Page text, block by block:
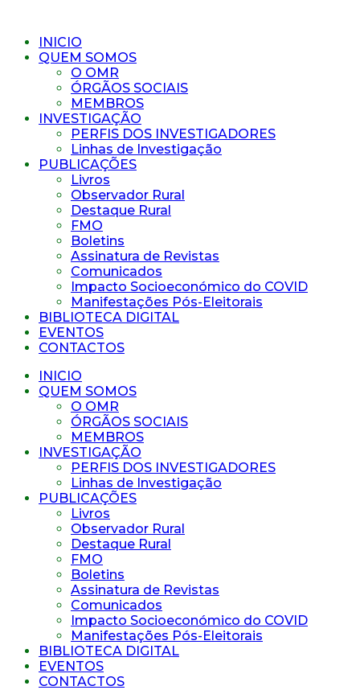
INICIO
QUEM SOMOS
O OMR
ÓRGÃOS SOCIAIS
MEMBROS
INVESTIGAÇÃO
PERFIS DOS INVESTIGADORES
Linhas de Investigação
PUBLICAÇÕES
Livros
Observador Rural
Destaque Rural
FMO
Boletins
Assinatura de Revistas
Comunicados
Impacto Socioeconómico do COVID
Manifestações Pós-Eleitorais
BIBLIOTECA DIGITAL
EVENTOS
CONTACTOS
INICIO
QUEM SOMOS
O OMR
ÓRGÃOS SOCIAIS
MEMBROS
INVESTIGAÇÃO
PERFIS DOS INVESTIGADORES
Linhas de Investigação
PUBLICAÇÕES
Livros
Observador Rural
Destaque Rural
FMO
Boletins
Assinatura de Revistas
Comunicados
Impacto Socioeconómico do COVID
Manifestações Pós-Eleitorais
BIBLIOTECA DIGITAL
EVENTOS
CONTACTOS